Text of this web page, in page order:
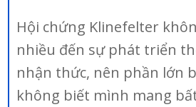
Hội chứng Klinefelter
nhiều đến sự phát triển
nhận thức, nên phần lớn
không biết mình mang